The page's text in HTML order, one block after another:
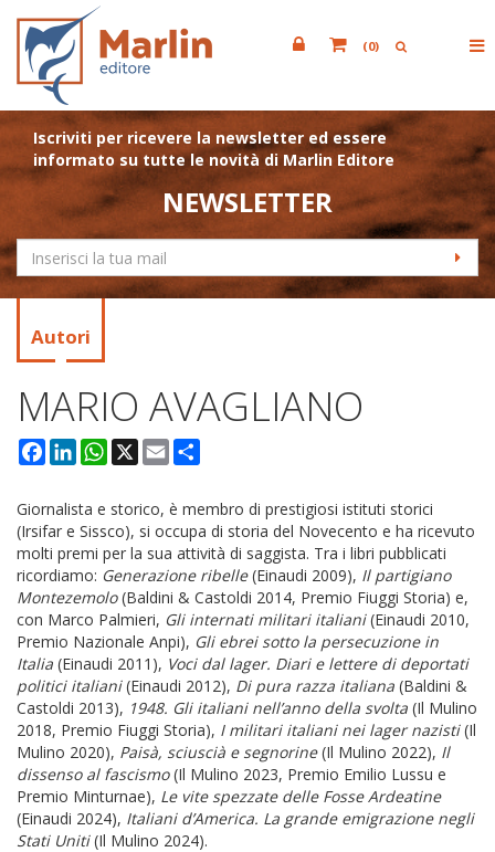
(0)
Iscriviti per ricevere la newsletter ed essere
informato su tutte le novità di Marlin Editore
NEWSLETTER
Autori
MARIO AVAGLIANO
Facebook
LinkedInWhatsApp
X Email
Giornalista e storico, è membro di prestigiosi istituti storici
(Irsifar e Sissco), si occupa di storia del Novecento e ha ricevuto
molti premi per la sua attività di saggista. Tra i libri pubblicati
ricordiamo: Generazione ribelle(Einaudi 2009), Il partigiano
Montezemolo(Baldini & Castoldi 2014, Premio Fiuggi Storia) e,
con Marco Palmieri, Gli internati militari italiani(Einaudi 2010,
Premio Nazionale Anpi), Gli ebrei sotto la persecuzione in
Italia (Einaudi 2011), Voci dal lager. Diari e lettere di deportati
politici italiani(Einaudi 2012), Di pura razza italiana (Baldini &
Castoldi 2013), 1948. Gli italiani nell’anno della svolta (Il Mulino
2018, Premio Fiuggi Storia), I militari italiani nei lager nazisti(Il
Mulino 2020), Paisà, sciuscià e segnorine(Il Mulino 2022), Il
dissenso al fascismo(Il Mulino 2023, Premio Emilio Lussu e
Premio Minturnae), Le vite spezzate delle Fosse Ardeatine
(Einaudi 2024), Italiani d’America. La grande emigrazione negli
Stati Uniti(Il Mulino 2024).